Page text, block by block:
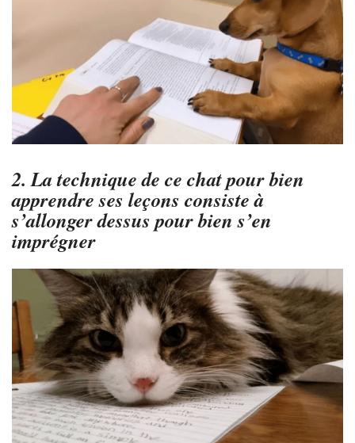
2. La technique de ce chat pour bien
apprendre ses leçons consiste à
s’allonger dessus pour bien s’en
imprégner